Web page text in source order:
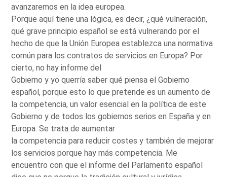
avanzaremos en la idea europea.
Porque aquí tiene una lógica, es decir, ¿qué vulneración,
qué grave principio español se está vulnerando por el
hecho de que la Unión Europea establezca una normativa
común para los contratos de servicios en Europa? Por
cierto, no hay informe del
Gobierno y yo querría saber qué piensa el Gobierno
español, porque esto lo que pretende es un aumento de
la competencia, un valor esencial en la política de este
Gobierno y de todos los gobiernos serios en España y en
Europa. Se trata de aumentar
la competencia para reducir costes y también de mejorar
los servicios porque hay más competencia. Me
encuentro con que el informe del Parlamento español